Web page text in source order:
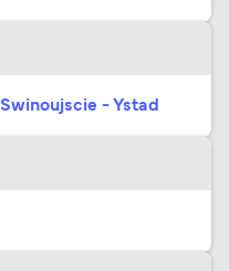
Swinoujscie - Ystad